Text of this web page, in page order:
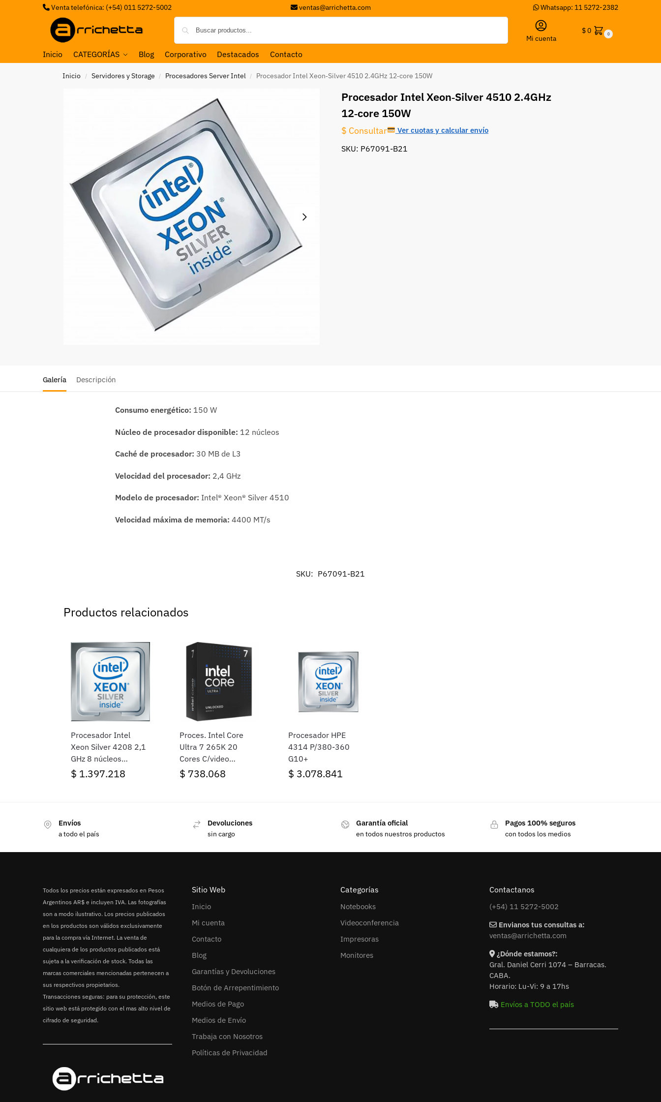
Venta telefónica: (+54) 011 5272-5002 ventas@arrichetta.com Whatsapp: 11 5272-2382
Mi cuenta
$0 0
Inicio CATEGORÍAS Blog Corporativo Destacados Contacto
Inicio / Servidores y Storage / Procesadores Server Intel / Procesador Intel Xeon‑Silver 4510 2.4GHz 12‑core 150W
Procesador Intel Xeon‑Silver 4510 2.4GHz
12‑core 150W
$ Consultar
Ver cuotas y calcular envío
SKU: P67091-B21
Galería Descripción
Consumo energético: 150 W
Núcleo de procesador disponible: 12 núcleos
Caché de procesador: 30 MB de L3
Velocidad del procesador: 2,4 GHz
Modelo de procesador: Intel® Xeon® Silver 4510
Velocidad máxima de memoria: 4400 MT/s
SKU: P67091-B21
Productos relacionados
Procesador Intel
Xeon Silver 4208 2,1
GHz 8 núcleos
4XG7A37936
$ 1.397.218
Proces. Intel Core
Ultra 7 265K 20
Cores C/video
S/cooler S1851
$ 738.068
Procesador HPE
4314 P/380-360
G10+
$ 3.078.841
Envíos
a todo el país
Devoluciones
sin cargo
Garantía oficial
en todos nuestros productos
Pagos 100% seguros
con todos los medios
Todos los precios están expresados en Pesos
Argentinos AR$ e incluyen IVA. Las fotografías
son a modo ilustrativo. Los precios publicados
en los productos son válidos exclusivamente
para la compra vía Internet. La venta de
cualquiera de los productos publicados está
sujeta a la verificación de stock. Todas las
marcas comerciales mencionadas pertenecen a
sus respectivos propietarios.
Transacciones seguras: para su protección, este
sitio web está protegido con el mas alto nivel de
cifrado de seguridad.
Sitio Web
Inicio
Mi cuenta
Contacto
Blog
Garantías y Devoluciones
Botón de Arrepentimiento
Medios de Pago
Medios de Envío
Trabaja con Nosotros
Políticas de Privacidad
Categorías
Notebooks
Videoconferencia
Impresoras
Monitores
Contactanos
(+54) 11 5272-5002
Envianos tus consultas a:
ventas@arrichetta.com
¿Dónde estamos?:
Gral. Daniel Cerri 1074 – Barracas.
CABA.
Horario: Lu-Vi: 9 a 17hs
Envíos a TODO el país